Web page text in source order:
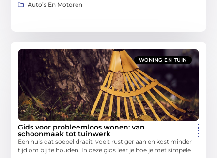
Auto’s En Motoren
WONING EN TUIN
Gids voor probleemloos wonen: van
schoonmaak tot tuinwerk
Een huis dat soepel draait, voelt rustiger aan en kost minder
tijd om bij te houden. In deze gids leer je hoe je met simpele